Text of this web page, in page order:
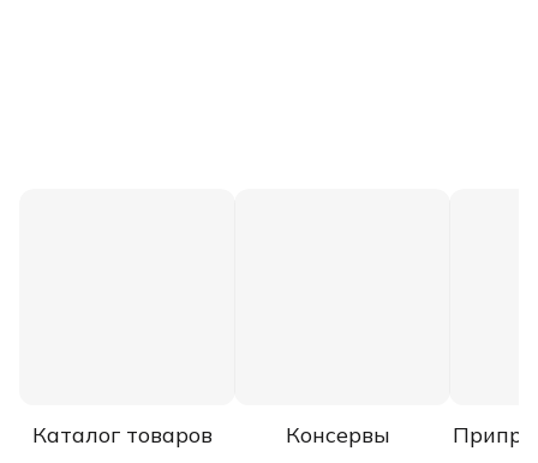
Каталог товаров Консервы